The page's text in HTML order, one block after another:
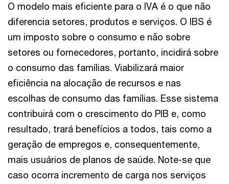
O modelo mais eficiente para o IVA é o que não
diferencia setores, produtos e serviços. O IBS é
um imposto sobre o consumo e não sobre
setores ou fornecedores, portanto, incidirá sobre
o consumo das famílias. Viabilizará maior
eficiência na alocação de recursos e nas
escolhas de consumo das famílias. Esse sistema
contribuirá com o crescimento do PIB e, como
resultado, trará benefícios a todos, tais como a
geração de empregos e, consequentemente,
mais usuários de planos de saúde. Note-se que
caso ocorra incremento de carga nos serviços